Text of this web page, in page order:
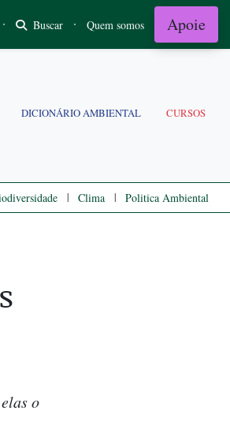
· Buscar · Quem somos Apoie
DICIONÁRIO AMBIENTAL CURSOS
| Clima | Politica Ambiental
o